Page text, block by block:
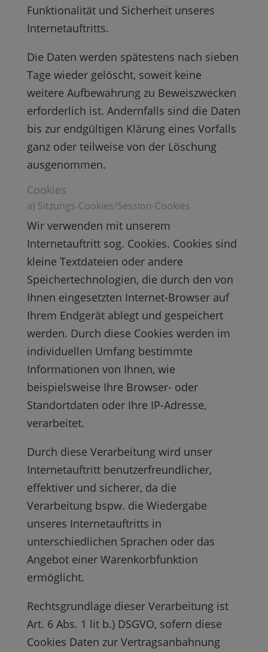
Funktionalität und Sicherheit unseres
Internetauftritts.
Die Daten werden spätestens nach sieben
Tage wieder gelöscht, soweit keine
weitere Aufbewahrung zu Beweiszwecken
erforderlich ist. Andernfalls sind die Daten
bis zur endgültigen Klärung eines Vorfalls
ganz oder teilweise von der Löschung
ausgenommen.
Cookies
a) Sitzungs-Cookies/Session-Cookies
Wir verwenden mit unserem
Internetauftritt sog. Cookies. Cookies sind
kleine Textdateien oder andere
Speichertechnologien, die durch den von
Ihnen eingesetzten Internet-Browser auf
Ihrem Endgerät ablegt und gespeichert
werden. Durch diese Cookies werden im
individuellen Umfang bestimmte
Informationen von Ihnen, wie
beispielsweise Ihre Browser- oder
Standortdaten oder Ihre IP-Adresse,
verarbeitet.
Durch diese Verarbeitung wird unser
Internetauftritt benutzerfreundlicher,
effektiver und sicherer, da die
Verarbeitung bspw. die Wiedergabe
unseres Internetauftritts in
unterschiedlichen Sprachen oder das
Angebot einer Warenkorbfunktion
ermöglicht.
Rechtsgrundlage dieser Verarbeitung ist
Art. 6 Abs. 1 lit b.) DSGVO, sofern diese
Cookies Daten zur Vertragsanbahnung